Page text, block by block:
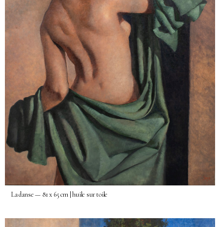
La danse — 81 x 65 cm | huile sur toile